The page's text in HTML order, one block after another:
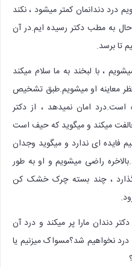
درد دندانمان کمتر میشود ، نکند
به مطب دکتر رسیده ایم.در آن
تا برسد.
، با لبخند به ما سلام میکند
معاینه او میشویم.طبق تشخیص
امان نمیدهد ، از دکتر
میکند و میگوید که حیف است
فایده ای ندارد و میگوید وجدان
راضی میشویم و او به طور
، چند بسته چرک خشک کن
دندان مارا پر میکند و درد آن
درد نخواهیم شد؟مسواک میزنیم یا